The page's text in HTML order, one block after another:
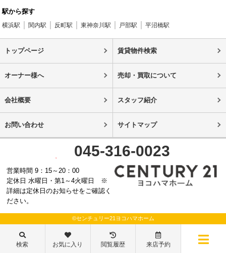
駅から探す
横浜駅 関内駅 反町駅 東神奈川駅 戸部駅 平沼橋駅
トップページ 賃貸物件検索
オーナー様へ 売却・買取について
会社概要 スタッフ紹介
お問い合わせ サイトマップ
045-316-0023
営業時間 9：15～20：00
定休日 水曜日・第1～4火曜日 ※
詳細は定休日のお知らせをご確認く
ださい。
©センチュリー21ヨコハマホーム
検索 お気に入り 閲覧履歴 来店予約